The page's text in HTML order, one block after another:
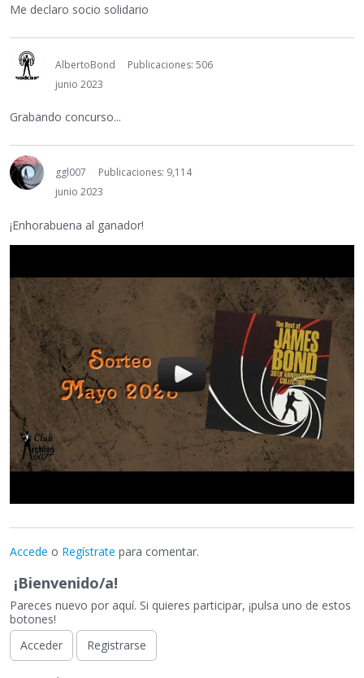
Me declaro socio solidario
AlbertoBond
Publicaciones: 506
junio 2023
Grabando concurso...
ggl007
Publicaciones: 9,114
junio 2023
¡Enhorabuena al ganador!
Accede o Regístrate para comentar.
¡Bienvenido/a!
Pareces nuevo por aquí. Si quieres participar, ¡pulsa uno de estos
botones!
Acceder
Registrarse